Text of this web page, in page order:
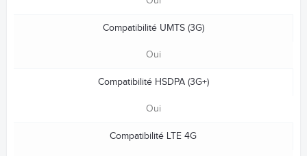
Compatibilité UMTS (3G)
Oui
Compatibilité HSDPA (3G+)
Oui
Compatibilité LTE 4G